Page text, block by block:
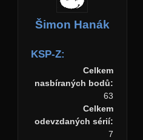
Šimon Hanák
KSP-Z:
Celkem
nasbíraných bodů:
63
Celkem
odevzdaných sérií:
7